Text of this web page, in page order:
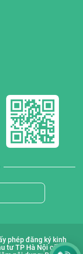
phép đăng ký kinh
tư TP Hà Nội cấp lần